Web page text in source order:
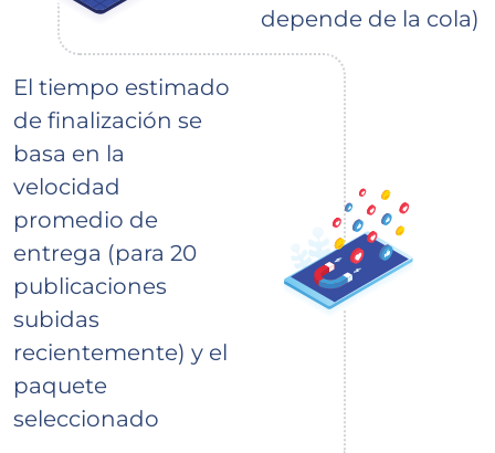
depende de la cola)
El tiempo estimado
de finalización se
basa en la
velocidad
promedio de
entrega (para 20
publicaciones
subidas
recientemente) y el
paquete
seleccionado